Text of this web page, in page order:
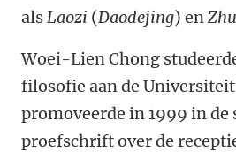
alsLaozi (Daodejing) en
Woei-Lien Chong
filosofie aan de
promoveerde in 1999 in de
proefschrift over de